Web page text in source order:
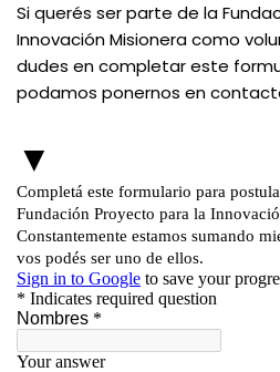
Si querés ser parte de la
Innovación Misionera como
dudes en completar este
podamos ponernos en